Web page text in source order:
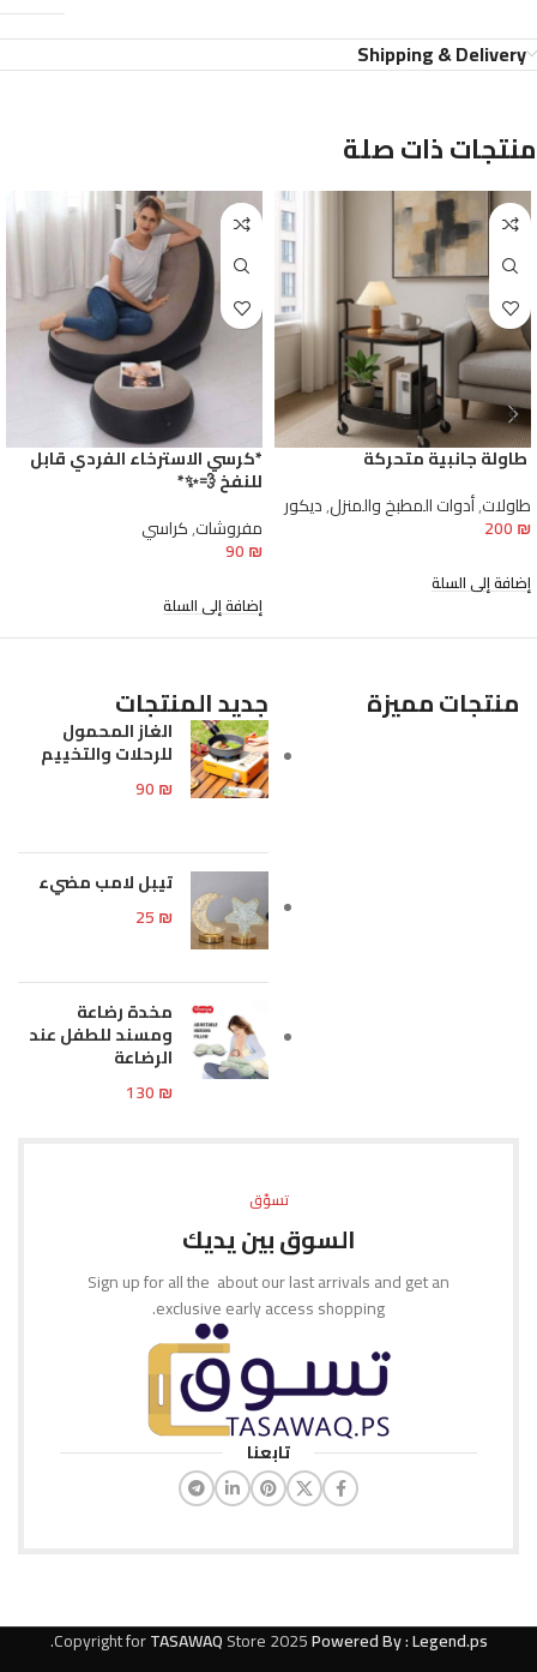
Shipping & Delivery
منتجات ذات صلة
️ طاولة جانبية متحركة
طاولات,أدوات المطبخ والمنزل,ديكور
200₪
إضافة إلى السلة
*كرسي الاسترخاء الفردي قابل
للنفخ 💨✨*
مفروشات,كراسي
90₪
إضافة إلى السلة
منتجات مميزة جديد المنتجات
الغاز المحمول
للرحلات والتخييم
90₪
تيبل لامب مضيء
25₪
مخدة رضاعة
ومسند للطفل عند
الرضاعة
130₪
تسوّق
السوق بين يديك
Sign up for all the about our last arrivals and get an
exclusive early access shopping.
تابعنا
Copyright forTASAWAQStore2025Powered By : Legend.ps
.